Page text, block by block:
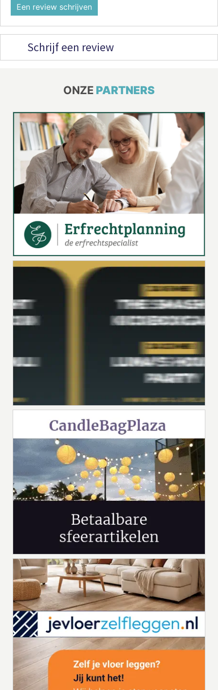
Een review schrijven
Schrijf een review
ONZE PARTNERS